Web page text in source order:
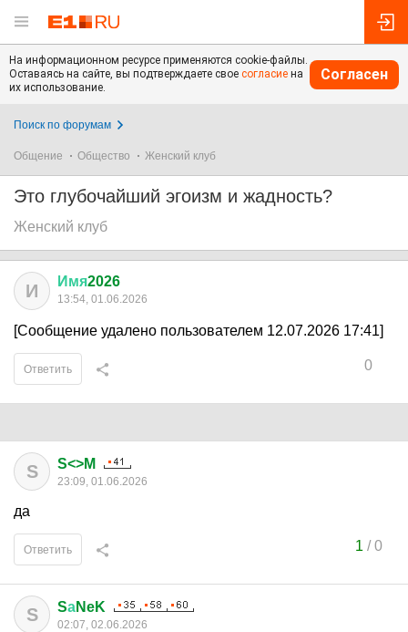
На информационном ресурсе применяются cookie-файлы.
Оставаясь на сайте, вы подтверждаете свое согласие на
их использование.
Согласен
Поиск по форумам
Общение Общество Женский клуб
Это глубочайший эгоизм и жадность?
Женский клуб
И Имя2026
13:54, 01.06.2026
[Сообщение удалено пользователем 12.07.2026 17:41]
0
Ответить
S S<>M
23:09, 01.06.2026
да
1 /0
Ответить
S SаNeK
02:07, 02.06.2026